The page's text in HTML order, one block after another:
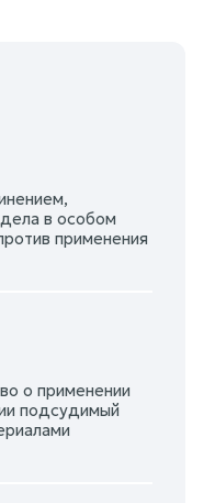
в особом
применения
о применении
подсудимый